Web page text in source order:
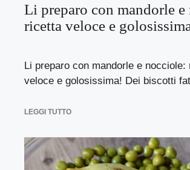
Li preparo con mandorle e
ricetta veloce e
Li preparo con mandorle e nocciole:
veloce e golosissima! Dei biscotti
LEGGI TUTTO